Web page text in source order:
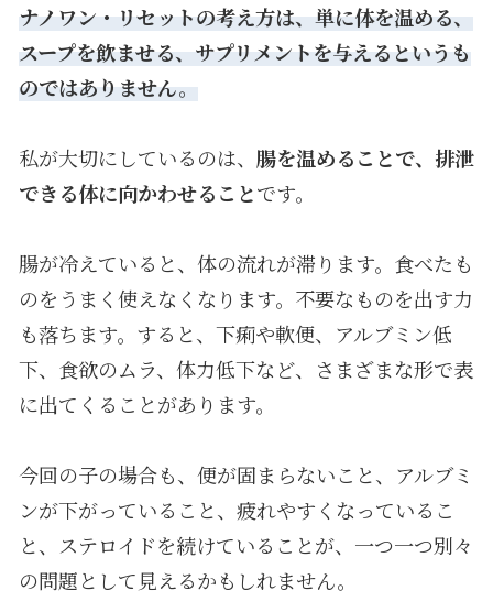
ナノワン・リセットの考え方は、単に体を温める、
スープを飲ませる、サプリメントを与えるというも
のではありません。
私が大切にしているのは、 腸を温めることで、排泄
できる体に向かわせることです。
腸が冷えていると、体の流れが滞ります。食べたも
のをうまく使えなくなります。不要なものを出す力
も落ちます。すると、下痢や軟便、アルブミン低
下、食欲のムラ、体力低下など、さまざまな形で表
に出てくることがあります。
今回の子の場合も、便が固まらないこと、アルブミ
ンが下がっていること、疲れやすくなっているこ
と、ステロイドを続けていることが、一つ一つ別々
の問題として見えるかもしれません。